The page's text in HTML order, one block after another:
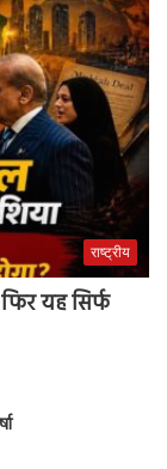
राष्ट्रीय
यह सिर्फ